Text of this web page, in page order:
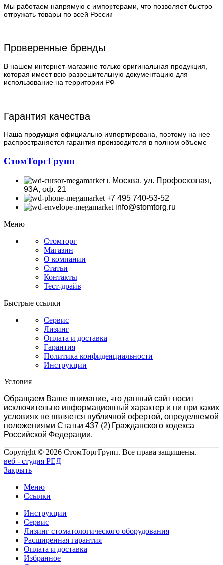
Мы работаем напрямую с импортерами, что позволяет быстро
отгружать товары по всей России
Проверенные бренды
В нашем интернет-магазине только оригинальная продукция,
которая имеет всю разрешительную документацию для
использование на территории РФ
Гарантия качества
Наша продукция официально импортирована, поэтому на нее
распространяется гарантия производителя в полном объеме
СтомТоргГрупп
г. Москва, ул. Профосюзная,
93А, оф. 21
+7 495 740-53-52
info@stomtorg.ru
Меню
Стомторг
Магазин
О компании
Статьи
Контакты
Тест-драйв
Быстрые ссылки
Сервис
Лизинг
Оплата и доставка
Гарантия
Политика конфиденциальности
Инструкции
Условия
Обращаем Ваше внимание, что данный сайт носит
исключительно информационный характер и ни при каких
условиях не является публичной офертой, определяемой
положениями Статьи 437 (2) Гражданского кодекса
Российской Федерации.
Copyright © 2026 СтомТоргГрупп. Все права защищены.
веб - студия РЕД
Закрыть
Меню
Ссылки
Инструкции
Сервис
Лизинг стоматологического оборудования
Расширенная гарантия
Оплата и доставка
Избранное